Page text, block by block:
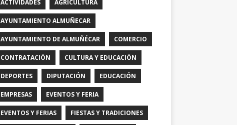
ACTIVIDADES AGRICULTURA
AYUNTAMIENTO ALMUÑECAR
AYUNTAMIENTO DE ALMUÑÉCAR COMERCIO
CONTRATACIÓN CULTURA Y EDUCACIÓN
DEPORTES DIPUTACIÓN EDUCACIÓN
EMPRESAS EVENTOS Y FERIA
EVENTOS Y FERIAS FIESTAS Y TRADICIONES